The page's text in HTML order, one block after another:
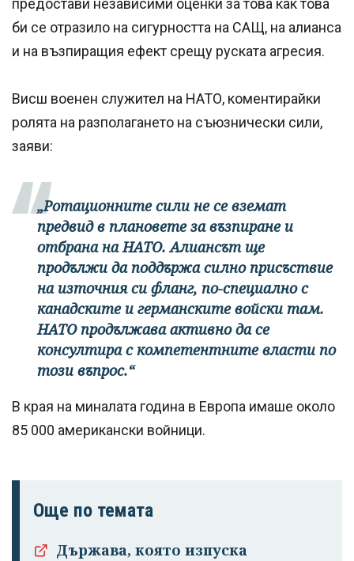
предостави независими оценки за това как това
би се отразило на сигурността на САЩ, на алианса
и на възпиращия ефект срещу руската агресия.
Висш военен служител на НАТО, коментирайки
ролята на разполагането на съюзнически сили,
заяви:
„Ротационните сили не се вземат
предвид в плановете за възпиране и
отбрана на НАТО. Алиансът ще
продължи да поддържа силно присъствие
на източния си фланг, по-специално с
канадските и германските войски там.
НАТО продължава активно да се
консултира с компетентните власти по
този въпрос.“
В края на миналата година в Европа имаше около
85 000 американски войници.
Още по темата
Държава, която изпуска